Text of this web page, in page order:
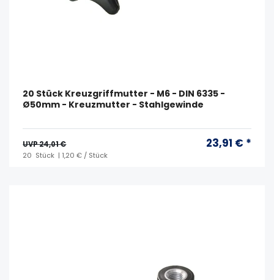
20 Stück Kreuzgriffmutter - M6 - DIN 6335 -
Ø50mm - Kreuzmutter - Stahlgewinde
UVP 24,01 € 23,91 € *
20 Stück | 1,20 € / Stück